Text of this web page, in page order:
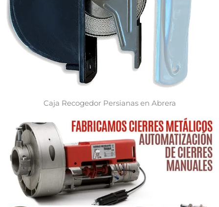
Caja Recogedor Persianas en Abrera